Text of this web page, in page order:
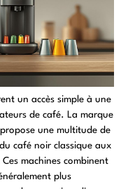
un accès simple à une
de café. La marque
une multitude de
café noir classique aux
machines combinent
plus